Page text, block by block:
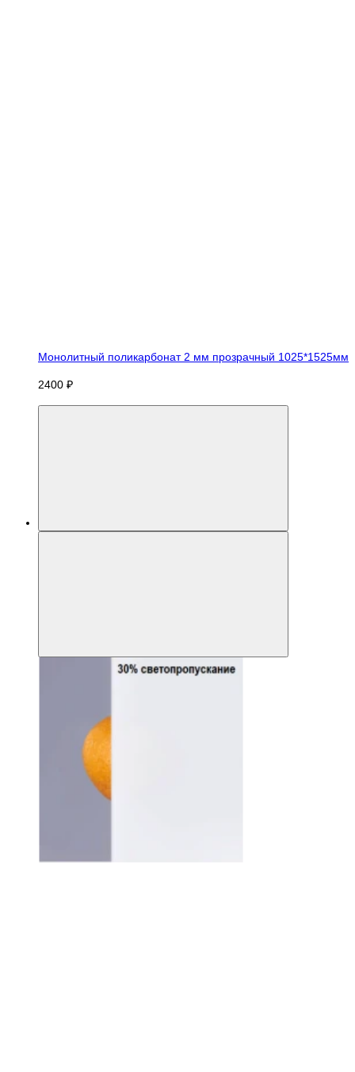
Монолитный поликарбонат 2 мм прозрачный 1025*1525мм
2400 ₽